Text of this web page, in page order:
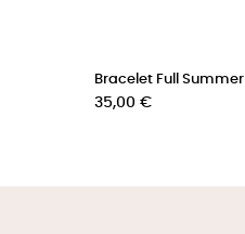
Bracelet Full Summer
Prix
35,00 €